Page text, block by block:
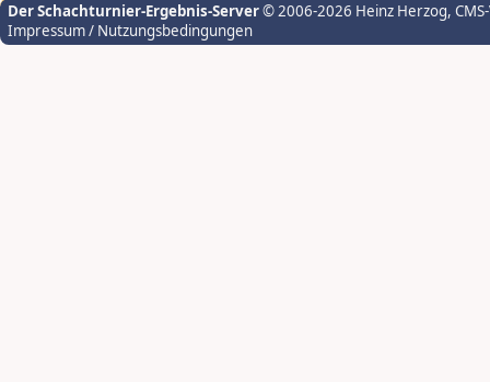
Der Schachturnier-Ergebnis-Server© 2006-2026 Heinz Herzog,
Impressum / Nutzungsbedingungen